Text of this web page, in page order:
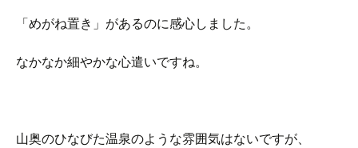
「めがね置き」があるのに感心しました。
なかなか細やかな心遣いですね。
山奥のひなびた温泉のような雰囲気はないですが、